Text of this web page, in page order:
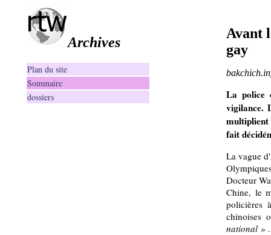
Archives
Plan du site
Sommaire
dossiers
Avant
gay
La police
vigilance.
multiplient
fait
La vague
Docteur
Chine, le
policières
chinoises
national » .